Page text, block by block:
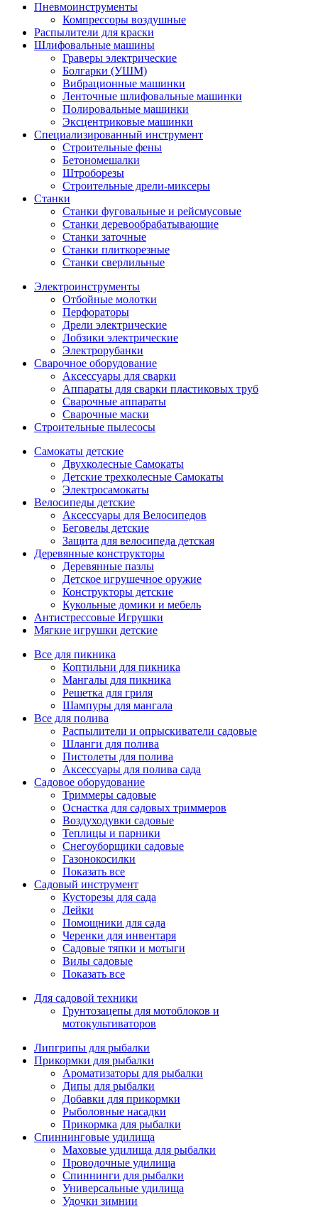
Пневмоинструменты
Компрессоры воздушные
Распылители для краски
Шлифовальные машины
Граверы электрические
Болгарки (УШМ)
Вибрационные машинки
Ленточные шлифовальные машинки
Полировальные машинки
Эксцентриковые машинки
Специализированный инструмент
Строительные фены
Бетономешалки
Штроборезы
Строительные дрели-миксеры
Станки
Станки фуговальные и рейсмусовые
Станки деревообрабатывающие
Станки заточные
Станки плиткорезные
Станки сверлильные
Электроинструменты
Отбойные молотки
Перфораторы
Дрели электрические
Лобзики электрические
Электрорубанки
Сварочное оборудование
Аксессуары для сварки
Аппараты для сварки пластиковых труб
Сварочные аппараты
Сварочные маски
Строительные пылесосы
Самокаты детские
Двухколесные Cамокаты
Детские трехколесные Самокаты
Электросамокаты
Велосипеды детские
Аксессуары для Велосипедов
Беговелы детские
Защита для велосипеда детская
Деревянные конструкторы
Деревянные пазлы
Детское игрушечное оружие
Конструкторы детские
Кукольные домики и мебель
Антистрессовые Игрушки
Мягкие игрушки детские
Все для пикника
Коптильни для пикника
Мангалы для пикника
Решетка для гриля
Шампуры для мангала
Все для полива
Распылители и опрыскиватели садовые
Шланги для полива
Пистолеты для полива
Аксессуары для полива сада
Садовое оборудование
Триммеры садовые
Оснастка для садовых триммеров
Воздуходувки садовые
Теплицы и парники
Снегоуборщики садовые
Газонокосилки
Показать все
Садовый инструмент
Кусторезы для сада
Лейки
Помощники для сада
Черенки для инвентаря
Садовые тяпки и мотыги
Вилы садовые
Показать все
Для садовой техники
Грунтозацепы для мотоблоков и
мотокультиваторов
Липгрипы для рыбалки
Прикормки для рыбалки
Ароматизаторы для рыбалки
Дипы для рыбалки
Добавки для прикормки
Рыболовные насадки
Прикормка для рыбалки
Спиннинговые удилища
Маховые удилища для рыбалки
Проводочные удилища
Спиннинги для рыбалки
Универсальные удилища
Удочки зимнии